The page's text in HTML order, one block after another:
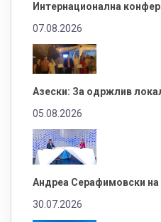
Интернационална
07.08.2026
Азески: За одржлив
05.08.2026
Андреа Серафимовски на
30.07.2026